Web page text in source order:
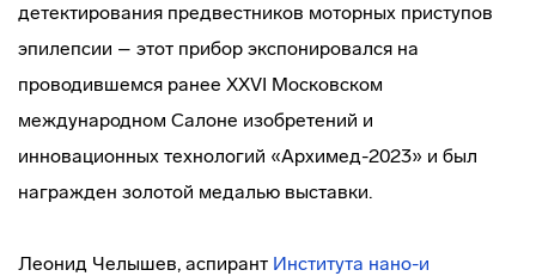
детектирования предвестников моторных приступов
эпилепсии – этот прибор экспонировался на
проводившемся ранее XXVI Московском
международном Салоне изобретений и
инновационных технологий «Архимед-2023» и был
награжден золотой медалью выставки.
Леонид Челышев, аспирант Института нано-и